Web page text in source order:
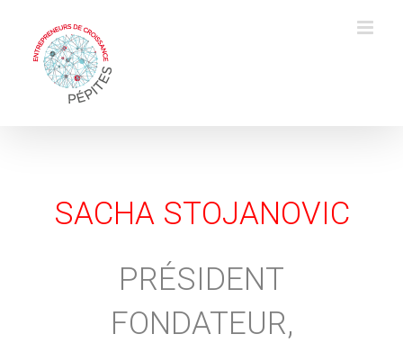
content
SACHA STOJANOVIC
PRÉSIDENT
FONDATEUR,